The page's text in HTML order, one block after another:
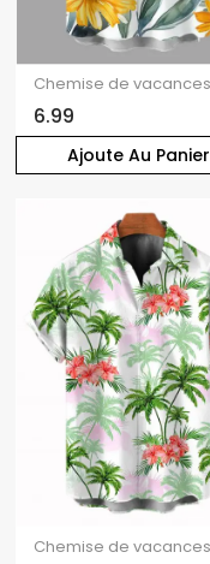
Ajoute Au Panier
6.99